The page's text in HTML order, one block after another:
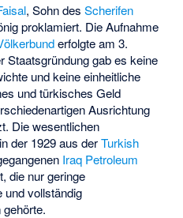
, Sohn desScherifen
proklamiert. Die Aufnahme
erfolgte am 3.
Staatsgründung gab es keine
und keine einheitliche
und türkisches Geld
Ausrichtung
Die wesentlichen
der 1929 aus derTurkish
Iraq Petroleum
die nur geringe
und vollständig